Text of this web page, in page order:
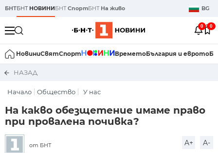
БНТБНТ НОВИНИБНТСпортБНТ На живо BG
0 0
НовиниСвятСпорт ВреметоБългария и еврото
НАЗАД
Начало Общество У нас
На какво обезщетение имаме право
при провалена почивка?
от БНТ A+ A-